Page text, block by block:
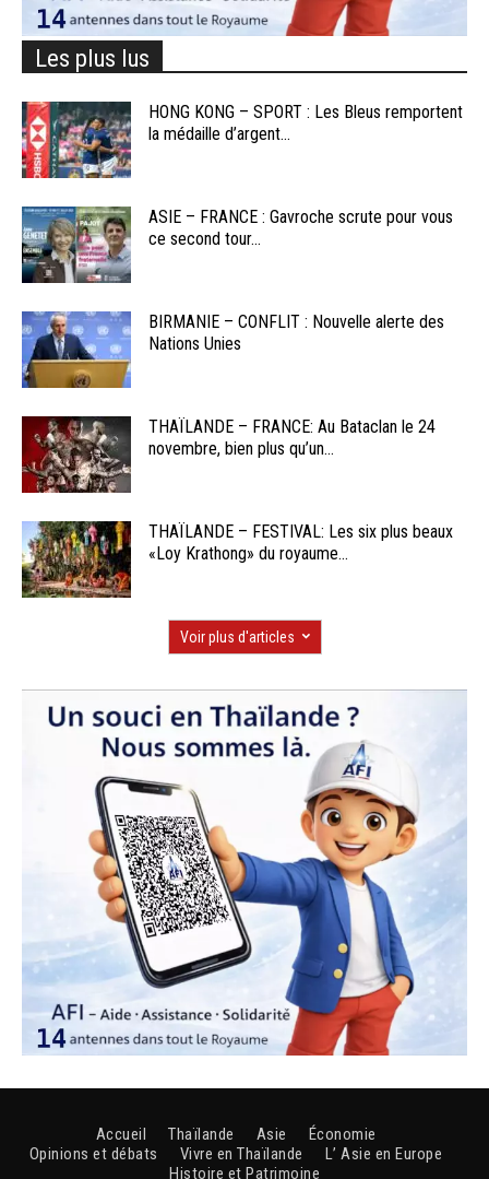
Les plus lus
HONG KONG – SPORT : Les Bleus remportent
la médaille d’argent...
ASIE – FRANCE : Gavroche scrute pour vous
ce second tour...
BIRMANIE – CONFLIT : Nouvelle alerte des
Nations Unies
THAÏLANDE – FRANCE: Au Bataclan le 24
novembre, bien plus qu’un...
THAÏLANDE – FESTIVAL: Les six plus beaux
«Loy Krathong» du royaume...
Voir plus d'articles
Accueil Thaïlande Asie
Économie
Opinions et débats
Vivre en Thaïlande
L’ Asie en Europe
Histoire et Patrimoine